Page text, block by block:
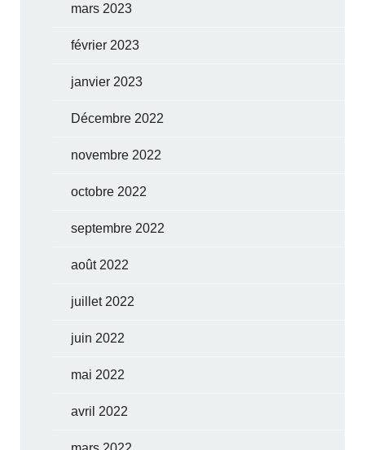
mars 2023
février 2023
janvier 2023
Décembre 2022
novembre 2022
octobre 2022
septembre 2022
août 2022
juillet 2022
juin 2022
mai 2022
avril 2022